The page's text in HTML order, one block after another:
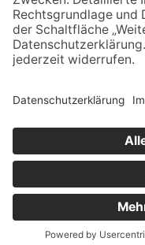
Der Kreis
Revolution 1848/49
© Stadtmuseum